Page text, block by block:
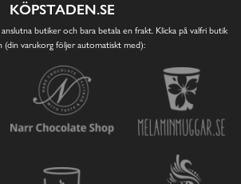
KÖPSTADEN.SE
butiker och bara betala en frakt. Klicka på valfri butik
(din varukorg följer automatiskt med):